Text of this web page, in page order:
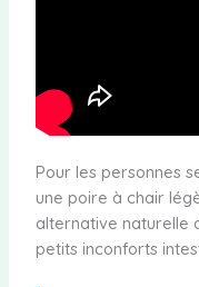
Pour les personnes
une poire à chair
alternative naturelle
petits inconforts